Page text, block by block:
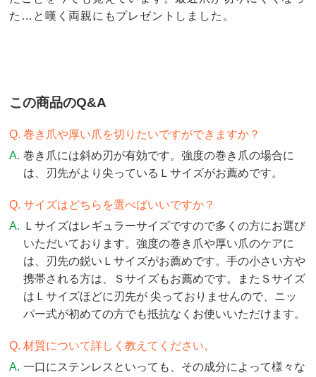
た…と嘆く両親にもプレゼントしました。
この商品のQ&A
巻き爪や厚い爪を切りたいですができますか？
巻き爪には斜め刃が有効です。強度の巻き爪の場合に
は、刃先がより尖っているＬサイズがお薦めです。
サイズはどちらを選べばいいですか？
Ｌサイズはレギュラーサイズですので多くの方にお選び
いただいております。強度の巻き爪や厚い爪のケアに
は、刃先の鋭いＬサイズがお薦めです。手の小さい方や
携帯される方は、Ｓサイズもお薦めです。またＳサイズ
はＬサイズほどに刃先が 尖っておりませんので、ニッ
パー式が初めての方でも抵抗なくお使いいただけます。
材質について詳しく教えてください。
一口にステンレスといっても、その成分によって様々な